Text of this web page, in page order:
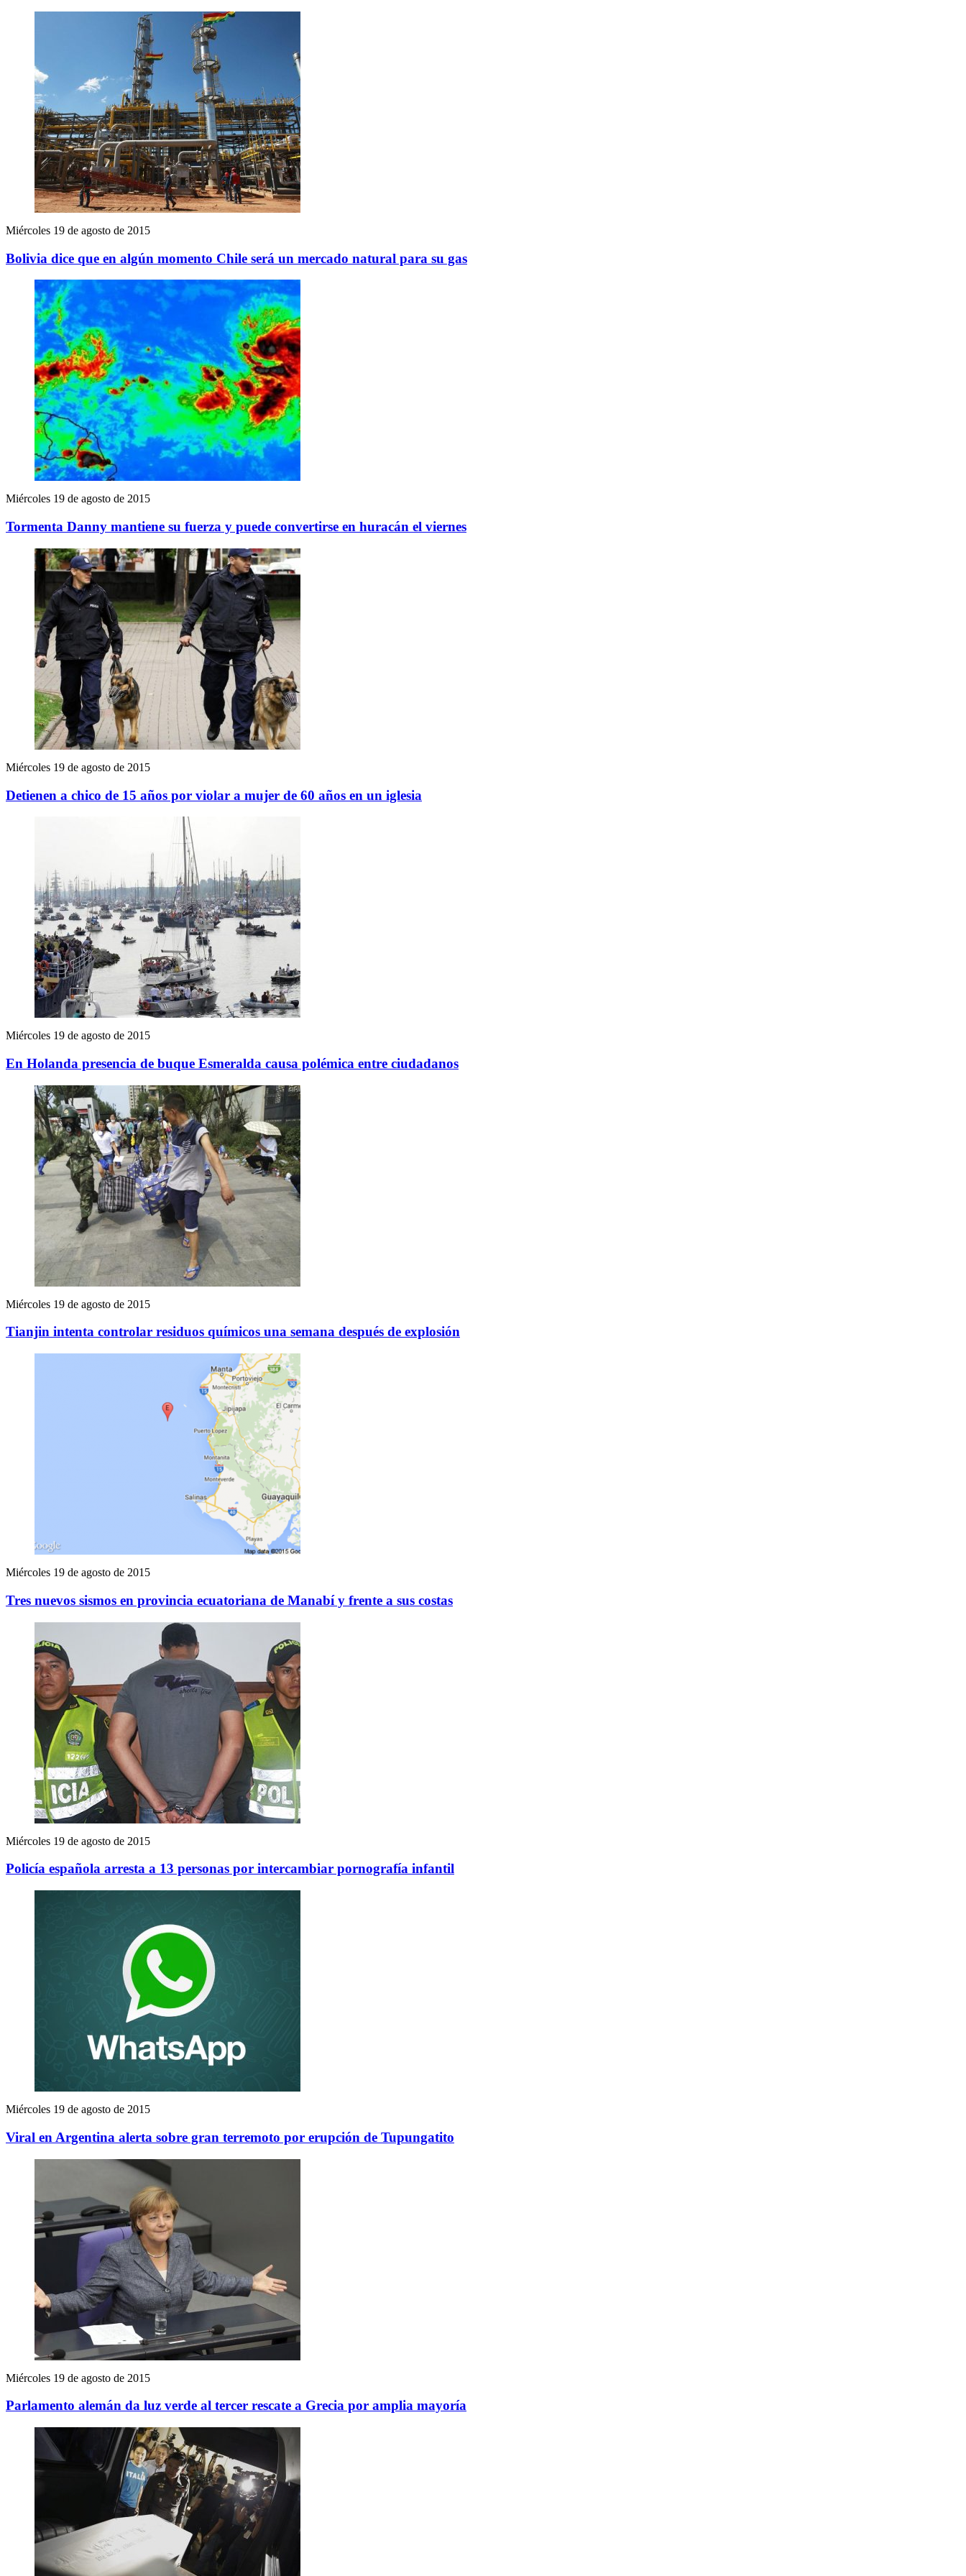
Miércoles 19 de agosto de 2015
Bolivia dice que en algún momento Chile será un mercado natural para su gas
Miércoles 19 de agosto de 2015
Tormenta Danny mantiene su fuerza y puede convertirse en huracán el viernes
Miércoles 19 de agosto de 2015
Detienen a chico de 15 años por violar a mujer de 60 años en un iglesia
Miércoles 19 de agosto de 2015
En Holanda presencia de buque Esmeralda causa polémica entre ciudadanos
Miércoles 19 de agosto de 2015
Tianjin intenta controlar residuos químicos una semana después de explosión
Miércoles 19 de agosto de 2015
Tres nuevos sismos en provincia ecuatoriana de Manabí y frente a sus costas
Miércoles 19 de agosto de 2015
Policía española arresta a 13 personas por intercambiar pornografía infantil
Miércoles 19 de agosto de 2015
Viral en Argentina alerta sobre gran terremoto por erupción de Tupungatito
Miércoles 19 de agosto de 2015
Parlamento alemán da luz verde al tercer rescate a Grecia por amplia mayoría